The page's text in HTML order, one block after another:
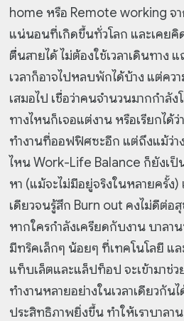
home หรือ Remote working จ
แน่นอนที่เกิดขึ้นทั่วโลก และเคยคิ
ตื่นสายได้ ไม่ต้องใช้เวลาเดินทาง
เวลาก็อาจไปหลบพักได้บ้าง แต่ค
เสมอไป เชื่อว่าคนจำนวนมากกำ
ทางไหนก็เจอแต่งาน หรือเรียกได้ว่
ทำงานที่ออฟฟิศซะอีก แต่ถึงแม้ว่
ไหน Work-Life Balance ก็ยังเ
หา (แม้จะไม่มีอยู่จริงในหลายครั้ง)
เดียวจนรู้สึก Burn out คงไม่ดีต่อ
หากใครกำลังเครียดกับงาน บาลา
มีทริคเล็กๆ น้อยๆ ที่เทคโนโลยี แล
แท็บเล็ตและแล็ปท็อป จะเข้ามาช่
ทำงานหลายอย่างในเวลาเดียวกันไ
ประสิทธิภาพยิ่งขึ้น ทำให้เราบาลา